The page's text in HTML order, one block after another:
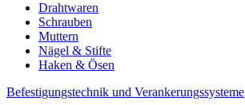
Drahtwaren
Schrauben
Muttern
Nägel & Stifte
Haken & Ösen
Befestigungstechnik und Verankerungssysteme